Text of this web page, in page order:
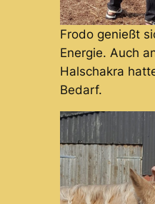
Frodo genießt
Energie. Auch
Halschakra
Bedarf.